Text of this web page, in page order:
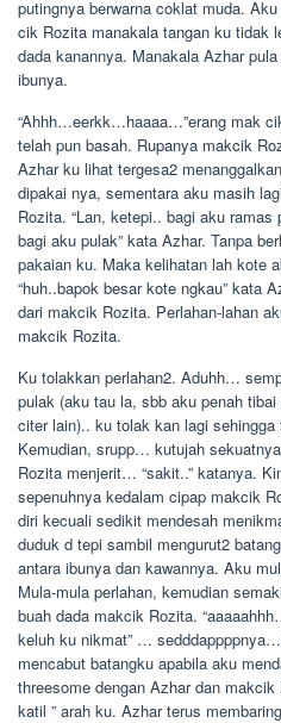
putingnya berwarna coklat muda.
cik Rozita manakala tangan ku tidak
dada kanannya. Manakala Azhar
ibunya.
“Ahhh…eerkk…haaaa…”erang mak
telah pun basah. Rupanya makcik
Azhar ku lihat tergesa2
dipakai nya, sementara aku masih
Rozita. “Lan, ketepi.. bagi aku
bagi aku pulak” kata Azhar. Tanpa
pakaian ku. Maka kelihatan lah kote
“huh..bapok besar kote ngkau” kata
dari makcik Rozita. Perlahan-lahan
makcik Rozita.
Ku tolakkan perlahan2. Aduhh…
pulak (aku tau la, sbb aku penah
citer lain).. ku tolak kan lagi
Kemudian, srupp… kutujah
Rozita menjerit… “sakit..” katanya.
sepenuhnya kedalam cipap makcik
diri kecuali sedikit mendesah
duduk d tepi sambil mengurut2
antara ibunya dan kawannya. Aku
Mula-mula perlahan, kemudian
buah dada makcik Rozita.
keluh ku nikmat” …
mencabut batangku apabila aku
threesome dengan Azhar dan
katil ” arah ku. Azhar terus